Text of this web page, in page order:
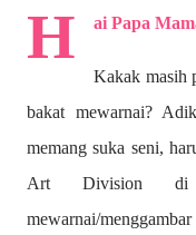
H ai Papa
Kakak masih
bakat mewarnai? A
memang suka seni,
Art Division di
mewarnai/